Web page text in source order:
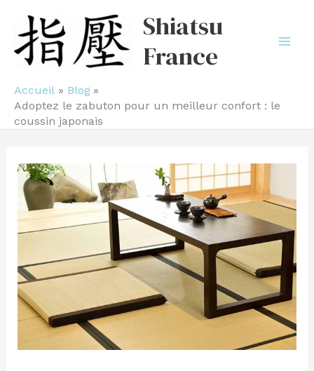
contenu
Shiatsu
France
Accueil
Blog
Adoptez le zabuton pour un meilleur confort : le
coussin japonais